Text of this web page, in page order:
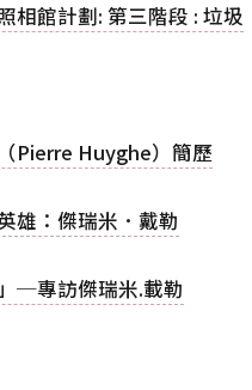
相館計劃: 第三階段 : 垃圾
Pierre Huyghe）簡歷
雄：傑瑞米．戴勒
─專訪傑瑞米.載勒